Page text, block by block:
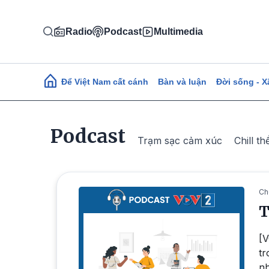
Radio Podcast Multimedia
Main navigation
Để Việt Nam cất cánh Bàn và luận Đời sống -
Podcast Trạm sạc cảm xúc Chill